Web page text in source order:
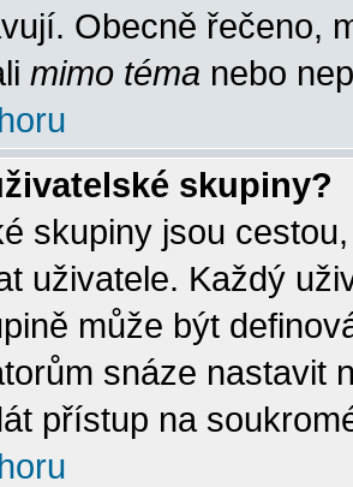
Obecně řečeno,
mimo téma nebo
skupiny?
skupiny jsou
uživatele. Každý
může být
snáze nastavit
přístup na